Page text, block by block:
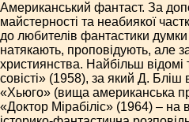
Американський фантаст. За
майстерності та неабиякої
до любителів фантастики думки
натякають, проповідують, але
християнства. Найбільш
совісті» (1958), за який Д.
«Хьюго» (вища американська
«Доктор Мірабіліс» (1964) – на